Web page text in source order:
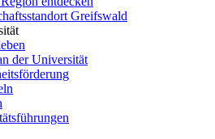
Greifswald
der Universität